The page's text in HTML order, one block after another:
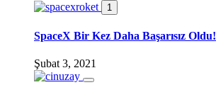
1
SpaceX Bir Kez Daha Başarısız Oldu!
Şubat 3, 2021